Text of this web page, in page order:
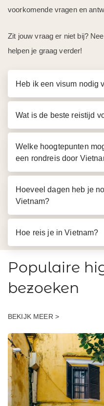
voorkomende vragen en
Zit jouw vraag er niet bij?
helpen je graag verder!
Heb ik een visum nodig
Wat is de beste reistijd
Welke hoogtepunten
een rondreis door
Hoeveel dagen heb je
Vietnam?
Hoe reis je in Vietnam?
Populaire
bezoeken
BEKIJK MEER >